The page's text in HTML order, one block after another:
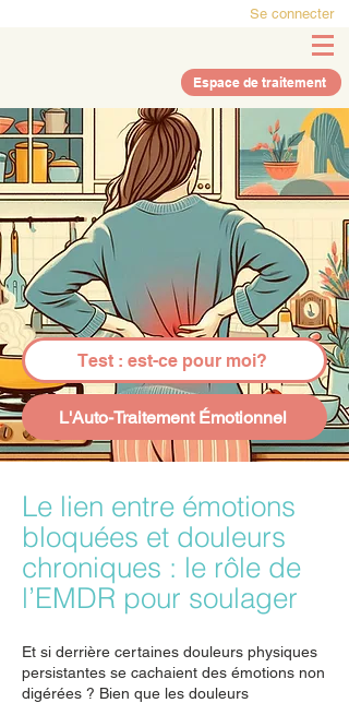
Se connecter
Espace de traitement
Test : est-ce pour moi?
L'Auto-Traitement Émotionnel
Le lien entre émotions
bloquées et douleurs
chroniques : le rôle de
l’EMDR pour soulager
Et si derrière certaines douleurs physiques
persistantes se cachaient des émotions non
digérées ? Bien que les douleurs